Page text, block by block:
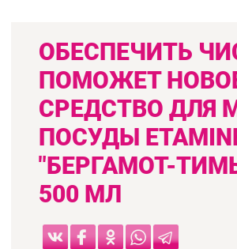
ОБЕСПЕЧИТЬ
ПОМОЖЕТ
СРЕДСТВО ДЛЯ
ПОСУДЫ
"БЕРГАМОТ-
500 МЛ